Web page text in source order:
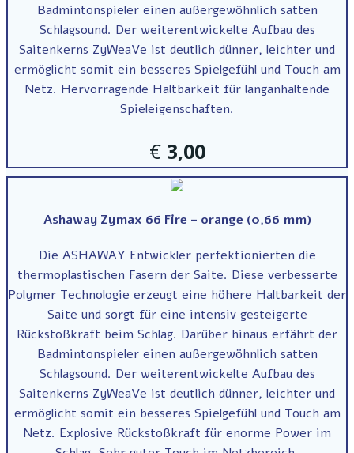
Badmintonspieler einen außergewöhnlich satten
Schlagsound. Der weiterentwickelte Aufbau des
Saitenkerns ZyWeaVe ist deutlich dünner, leichter und
ermöglicht somit ein besseres Spielgefühl und Touch am
Netz. Hervorragende Haltbarkeit für langanhaltende
Spieleigenschaften.
€ 3,00
Ashaway Zymax 66 Fire – orange (0,66 mm)
Die ASHAWAY Entwickler perfektionierten die
thermoplastischen Fasern der Saite. Diese verbesserte
Polymer Technologie erzeugt eine höhere Haltbarkeit der
Saite und sorgt für eine intensiv gesteigerte
Rückstoßkraft beim Schlag. Darüber hinaus erfährt der
Badmintonspieler einen außergewöhnlich satten
Schlagsound. Der weiterentwickelte Aufbau des
Saitenkerns ZyWeaVe ist deutlich dünner, leichter und
ermöglicht somit ein besseres Spielgefühl und Touch am
Netz. Explosive Rückstoßkraft für enorme Power im